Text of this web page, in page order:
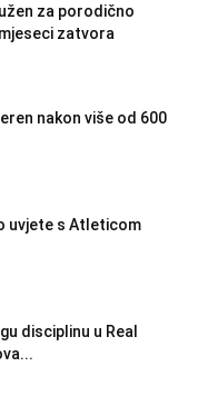
za porodično
zatvora
nakon više od 600
uvjete s Atleticom
disciplinu u Real